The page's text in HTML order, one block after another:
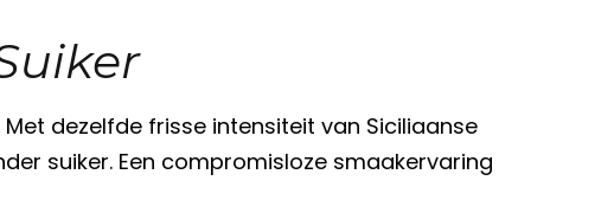
dezelfde frisse intensiteit van Siciliaanse
suiker. Een compromisloze smaakervaring